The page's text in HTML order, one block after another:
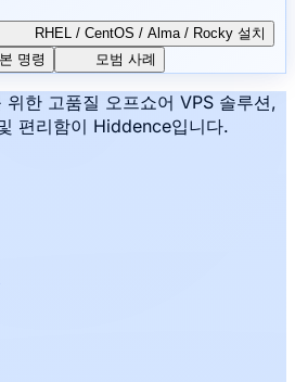
RHEL / CentOS / Alma / Rocky 설치
명령 모범 사례
위한 고품질 오프쇼어 VPS 솔루션,
편리함이 Hiddence입니다.